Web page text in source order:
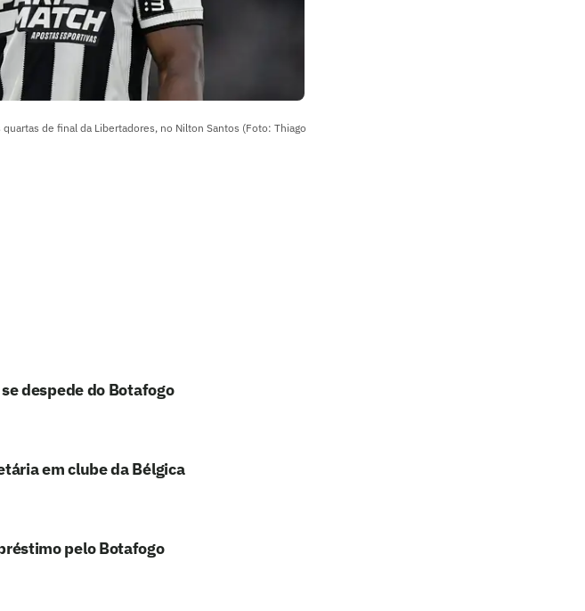
de final da Libertadores, no Nilton Santos (Foto: Thiago
despede do Botafogo
em clube da Bélgica
pelo Botafogo